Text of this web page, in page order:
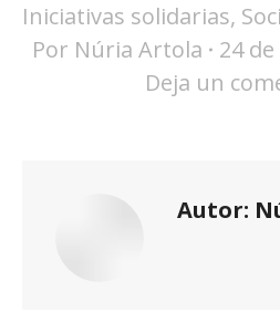
Iniciativas solidarias,
Por Núria Artola
24
Deja un
Autor: